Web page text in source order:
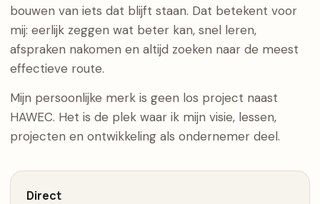
bouwen van iets dat blijft staan. Dat betekent voor
mij: eerlijk zeggen wat beter kan, snel leren,
afspraken nakomen en altijd zoeken naar de meest
effectieve route.
Mijn persoonlijke merk is geen los project naast
HAWEC. Het is de plek waar ik mijn visie, lessen,
projecten en ontwikkeling als ondernemer deel.
Direct